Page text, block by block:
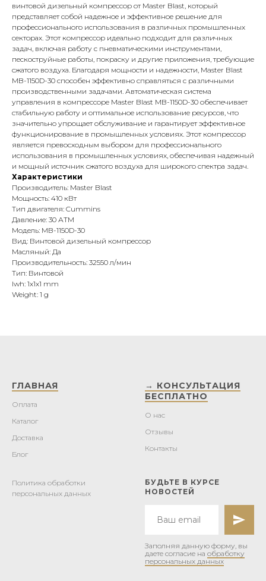
винтовой дизельный компрессор от Master Blast, который
представляет собой надежное и эффективное решение для
профессионального использования в различных промышленных
секторах. Этот компрессор идеально подходит для различных
задач, включая работу с пневматическими инструментами,
пескоструйные работы, покраску и другие приложения, требующие
сжатого воздуха. Благодаря мощности и надежности, Master Blast
MB-1150D-30 способен эффективно справляться с различными
производственными задачами. Автоматическая система
управления в компрессоре Master Blast MB-1150D-30 обеспечивает
стабильную работу и оптимальное использование ресурсов, что
значительно упрощает обслуживание и гарантирует эффективное
функционирование в промышленных условиях. Этот компрессор
является превосходным выбором для профессионального
использования в промышленных условиях, обеспечивая надежный
и мощный источник сжатого воздуха для широкого спектра задач.
Характеристики
Производитель: Master Blast
Мощность: 410 кВт
Тип двигателя: Cummins
Давление: 30 АТМ
Модель: MB-1150D-30
Вид: Винтовой дизельный компрессор
Масляный: Да
Производительность: 32550 л/мин
Тип: Винтовой
lwh: 1x1x1 mm
Weight: 1 g
ГЛАВНАЯ
Оплата
Каталог
Доставка
Блог
→ КОНСУЛЬТАЦИЯ
БЕСПЛАТНО
О нас
Отзывы
Контакты
Политика обработки
персональных данных
БУДЬТЕ В КУРСЕ
НОВОСТЕЙ
Заполняя данную форму, вы
даете согласие на обработку
персональных данных